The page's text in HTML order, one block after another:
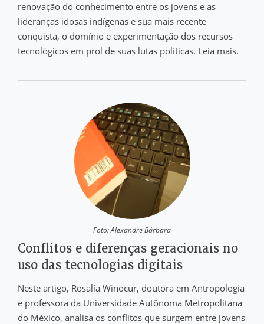
renovação do conhecimento entre os jovens e as
lideranças idosas indígenas e sua mais recente
conquista, o domínio e experimentação dos recursos
tecnológicos em prol de suas lutas políticas. Leia mais.
Foto: Alexandre Bárbara
Conflitos e diferenças geracionais no
uso das tecnologias digitais
Neste artigo, Rosalía Winocur, doutora em Antropologia
e professora da Universidade Autônoma Metropolitana
do México, analisa os conflitos que surgem entre jovens